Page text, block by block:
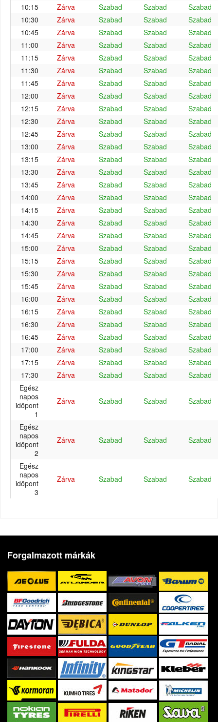
10:15
Zárva Szabad Szabad
Szabad
10:30
Zárva Szabad Szabad
Szabad
10:45
Zárva Szabad Szabad
Szabad
11:00
Zárva Szabad Szabad
Szabad
11:15
Zárva Szabad Szabad
Szabad
11:30
Zárva Szabad Szabad
Szabad
11:45
Zárva Szabad Szabad
Szabad
12:00
Zárva Szabad Szabad
Szabad
12:15
Zárva Szabad Szabad
Szabad
12:30
Zárva Szabad Szabad
Szabad
12:45
Zárva Szabad Szabad
Szabad
13:00
Zárva Szabad Szabad
Szabad
13:15
Zárva Szabad Szabad
Szabad
13:30
Zárva Szabad Szabad
Szabad
13:45
Zárva Szabad Szabad
Szabad
14:00
Zárva Szabad Szabad
Szabad
14:15
Zárva Szabad Szabad
Szabad
14:30
Zárva Szabad Szabad
Szabad
14:45
Zárva Szabad Szabad
Szabad
15:00
Zárva Szabad Szabad
Szabad
15:15
Zárva Szabad Szabad
Szabad
15:30
Zárva Szabad Szabad
Szabad
15:45
Zárva Szabad Szabad
Szabad
16:00
Zárva Szabad Szabad
Szabad
16:15
Zárva Szabad Szabad
Szabad
16:30
Zárva Szabad Szabad
Szabad
16:45
Zárva Szabad Szabad
Szabad
17:00
Zárva Szabad Szabad
Szabad
17:15
Zárva Szabad Szabad
Szabad
17:30
Zárva Szabad Szabad
Szabad
Egész
napos
időpont
1
Zárva Szabad Szabad Szabad
Egész
napos
időpont
2
Zárva Szabad Szabad Szabad
Egész
napos
időpont
3
Zárva Szabad Szabad Szabad
Forgalmazott márkák